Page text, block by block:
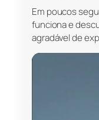
Em poucos
funciona e
agradável de